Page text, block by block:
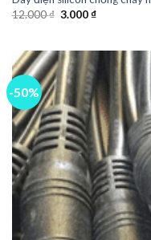
12.000₫ 3.000₫
-50%